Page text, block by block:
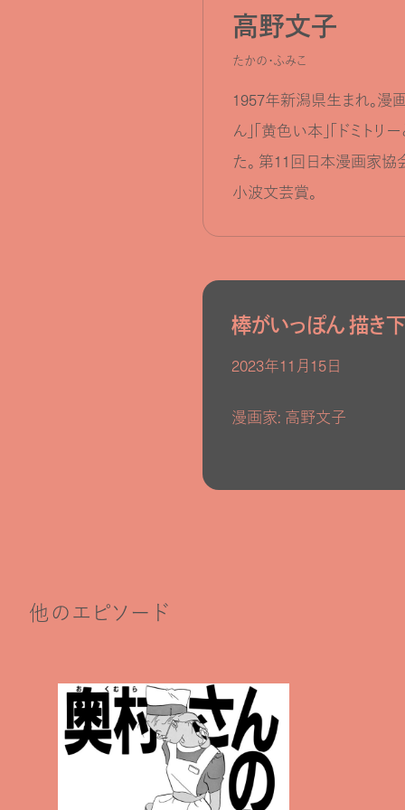
高野文子
たかの・ふみこ
1957年新潟県生まれ。漫
ん」「黄色い本」「ドミト
た。 第11回日本漫画家協
小波文芸賞。
棒がいっぽん 描き
2023年11月15日
漫画家: 高野文子
他のエピソード